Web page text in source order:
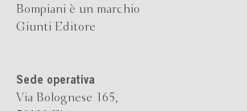
Bompiani è un marchio
Giunti Editore
Sede operativa
Via Bolognese 165,